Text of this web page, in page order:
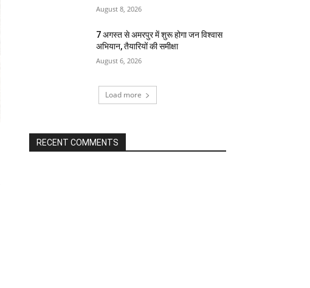
August 8, 2026
7 अगस्त से अमरपुर में शुरू होगा जन विश्वास
अभियान, तैयारियों की समीक्षा
August 6, 2026
Load more
RECENT COMMENTS